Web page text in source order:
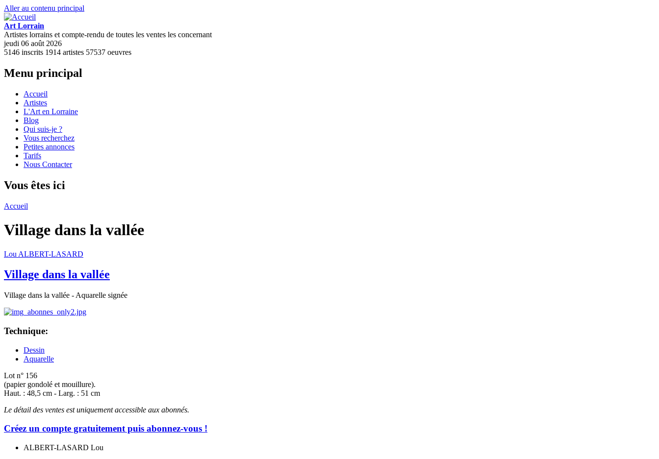
Aller au contenu principal
Art Lorrain
Artistes lorrains et compte-rendu de toutes les ventes les concernant
jeudi 06 août 2026
5146 inscrits 1914 artistes 57537 oeuvres
Menu principal
Accueil
Artistes
L'Art en Lorraine
Blog
Qui suis-je ?
Vous recherchez
Petites annonces
Tarifs
Nous Contacter
Vous êtes ici
Accueil
Village dans la vallée
Lou ALBERT-LASARD
Village dans la vallée
Village dans la vallée - Aquarelle signée
Technique:
Dessin
Aquarelle
Lot n° 156
(papier gondolé et mouillure).
Haut. : 48,5 cm - Larg. : 51 cm
Le détail des ventes est uniquement accessible aux abonnés.
Créez un compte gratuitement puis abonnez-vous !
ALBERT-LASARD Lou